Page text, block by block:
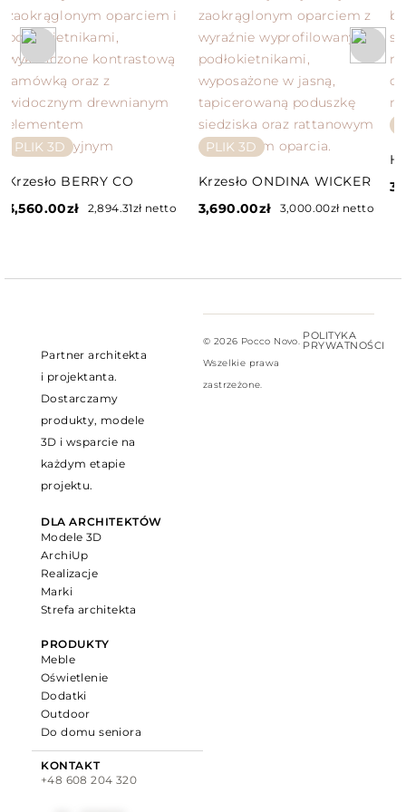
sprawiają, że jest to mebel, który dodaje klasy
każdemu pomieszczeniu, jednocześnie zapewniając
wyjątkowy komfort i wygodę.
PLIK 3D
Krzesło BERRY CO
3,560.00zł 2,894.31złnetto
PLIK 3D
Krzesło ONDINA WICKER
3,690.00zł 3,000.00złnetto
Partner architekta
i projektanta.
Dostarczamy
produkty, modele
3D i wsparcie na
każdym etapie
projektu.
DLA ARCHITEKTÓW
Modele 3D
ArchiUp
Realizacje
Marki
Strefa architekta
PRODUKTY
Meble
Oświetlenie
Dodatki
Outdoor
Do domu seniora
KONTAKT
+48 608 204 320
© 2026 Pocco Novo.
Wszelkie prawa
zastrzeżone.
POLITYKA
PRYWATNOŚCI